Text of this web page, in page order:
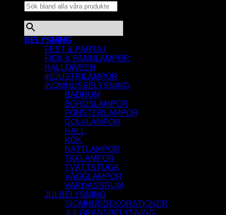
BELYSNING
FEST & PARTAJ
FICK & PANNLAMPOR
HALLOWEEN
INDUSTRILAMPOR
INOMHUSBELYSNING
BADRUM
BORDSLAMPOR
FÖNSTERLAMPOR
GOLVLAMPOR
HALL
KÖK
NATTLAMPOR
TAKLAMPOR
TVÄTTSTUGA
VÄGGLAMPOR
VARDAGSRUM
JULBELYSNING
INOMHUSDEKORATIONER
JULGRANSBELYSNING